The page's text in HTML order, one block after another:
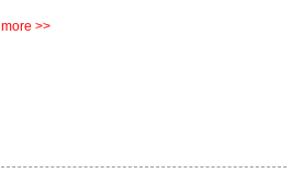
more >>